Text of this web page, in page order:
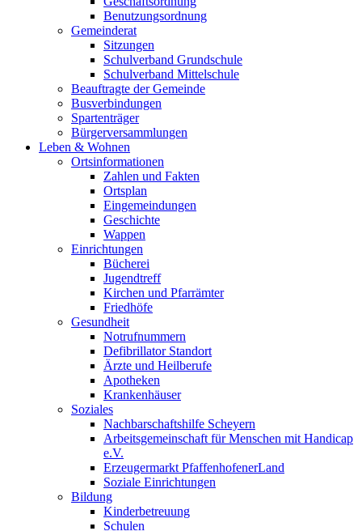
Benutzungsordnung
Gemeinderat
Sitzungen
Schulverband Grundschule
Schulverband Mittelschule
Beauftragte der Gemeinde
Busverbindungen
Spartenträger
Bürgerversammlungen
Leben & Wohnen
Ortsinformationen
Zahlen und Fakten
Ortsplan
Eingemeindungen
Geschichte
Wappen
Einrichtungen
Bücherei
Jugendtreff
Kirchen und Pfarrämter
Friedhöfe
Gesundheit
Notrufnummern
Defibrillator Standort
Ärzte und Heilberufe
Apotheken
Krankenhäuser
Soziales
Nachbarschaftshilfe Scheyern
Arbeitsgemeinschaft für Menschen mit Handicap
e.V.
Erzeugermarkt PfaffenhofenerLand
Soziale Einrichtungen
Bildung
Kinderbetreuung
Schulen